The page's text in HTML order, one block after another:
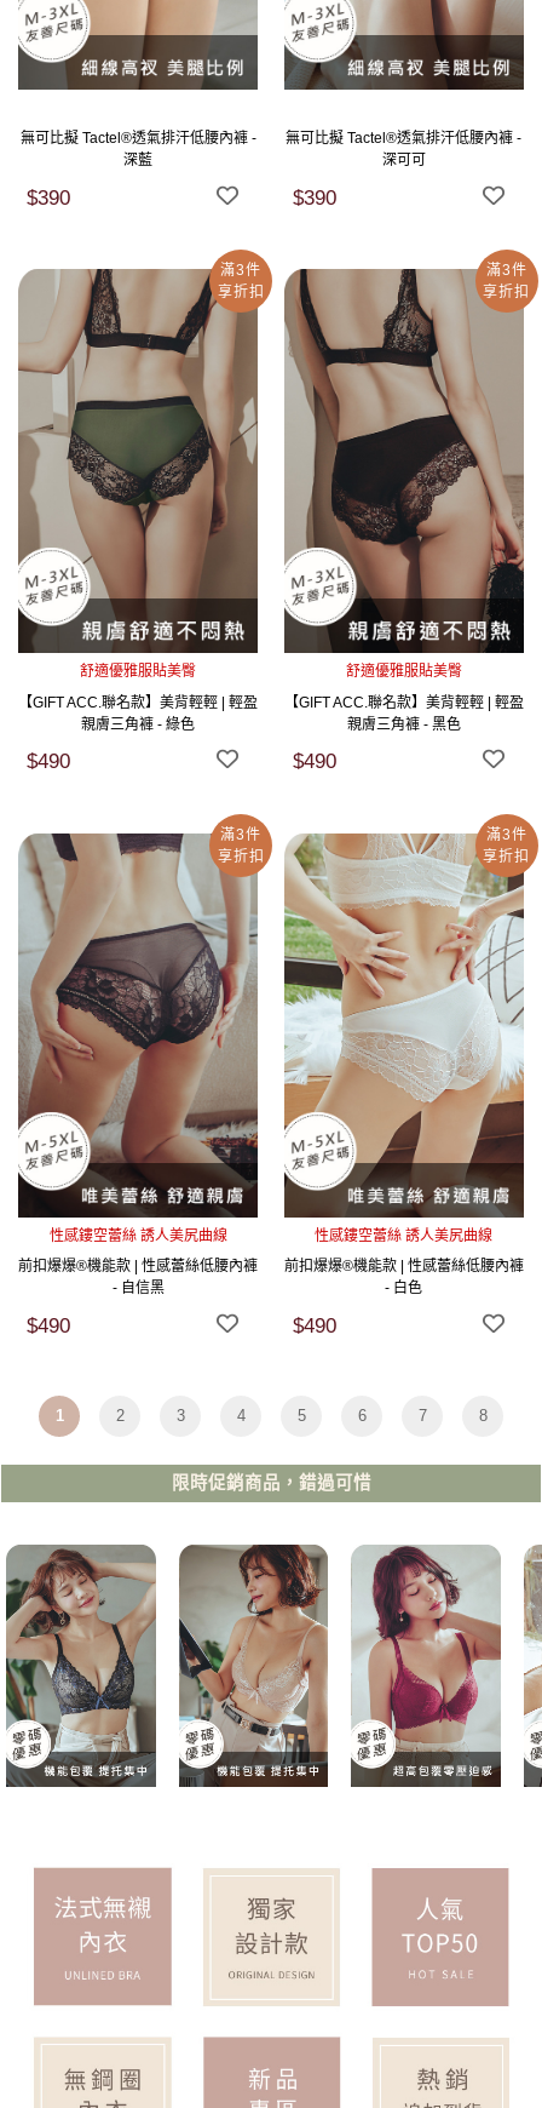
無可比擬 Tactel®透氣排汗低腰內褲 -
深藍
$390
無可比擬 Tactel®透氣排汗低腰內褲 -
深可可
$390
滿3件
享折扣
舒適優雅服貼美臀
【GIFT ACC.聯名款】美背輕輕 | 輕盈
親膚三角褲 - 綠色
$490
滿3件
享折扣
舒適優雅服貼美臀
【GIFT ACC.聯名款】美背輕輕 | 輕盈
親膚三角褲 - 黑色
$490
滿3件
享折扣
性感鏤空蕾絲 誘人美尻曲線
前扣爆爆®機能款 | 性感蕾絲低腰內褲
- 自信黑
$490
滿3件
享折扣
性感鏤空蕾絲 誘人美尻曲線
前扣爆爆®機能款 | 性感蕾絲低腰內褲
- 白色
$490
1 2 3 4 5 6 7 8
限時促銷商品，錯過可惜